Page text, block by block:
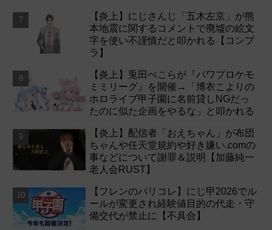
【炎上】にじさんじ「五木左京」が熊
本地震に関するコメントで廃墟の絵文
字を使い不謹慎だと叩かれる【コンプ
ラ】
【炎上】兎田ぺこらが『パワプロケモ
ミミリーグ』を開催→「博衣こよりの
ホロライブ甲子園に名前貸しNGだっ
たのに似た企画をやるな」と叩かれる
【炎上】配信者「おえちゃん」が布団
ちゃんや任天堂規約や好き嫌い.comの
事などについて謝罪＆説明【加藤純一
老人会RUST】
【フレンのパリコレ】にじ甲2026でル
ールが変更され経験値目的の代走・守
備交代が禁止に【不具合】